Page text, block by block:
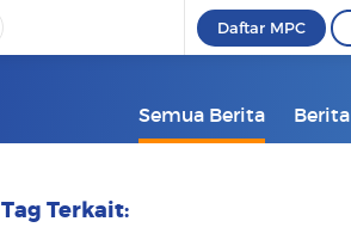
Daftar MPC
Semua Berita Berita
Tag Terkait: